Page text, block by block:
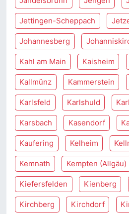
Jettingen-Scheppach
Johannesberg
Kahl am Main Kaisheim
Kallmünz Kammerstein
Karlsfeld Karlshuld
Karsbach Kasendorf
Kaufering Kelheim
Kemnath Kempten (Allgäu)
Kiefersfelden Kienberg
Kirchberg Kirchdorf